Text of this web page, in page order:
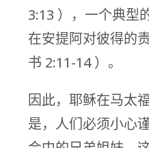
3:13 ），一个典型
在安提阿对彼得的
书 2:11-14 ）。
因此，耶稣在马太
是，人们必须小心